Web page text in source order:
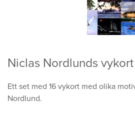
Niclas Nordlunds vykort
Ett set med 16 vykort med olika
Nordlund.